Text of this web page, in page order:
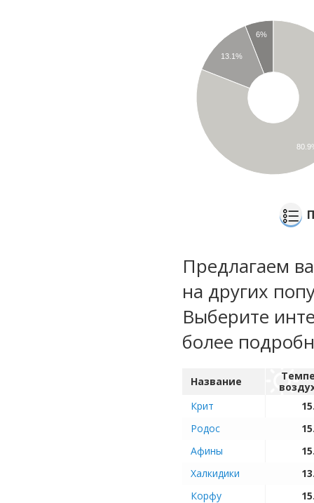
6%
13.1%
Предлагаем
на других
Выберите
более
Название
Крит
Родос
Афины
Халкидики
Корфу